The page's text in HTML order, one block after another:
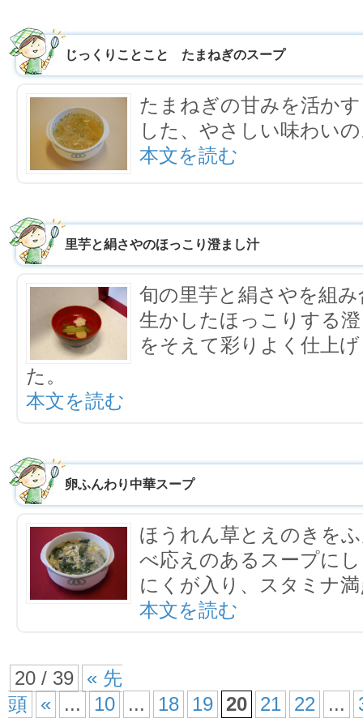
じっくりことこと たまねぎのスープ
たまねぎの甘みを活か
した、やさしい味わい
本文を読む
里芋と絹さやのほっこり澄まし汁
旬の里芋と絹さやを組
生かしたほっこりする
をそえて彩りよく仕上
た
本文を読む
卵ふんわり中華スープ
ほうれん草とえのきを
べ応えのあるスープに
にくが入り、スタミナ
本文を読む
20 / 39
« 先
頭
« ... 10 ... 18 19 20 21 22 ...